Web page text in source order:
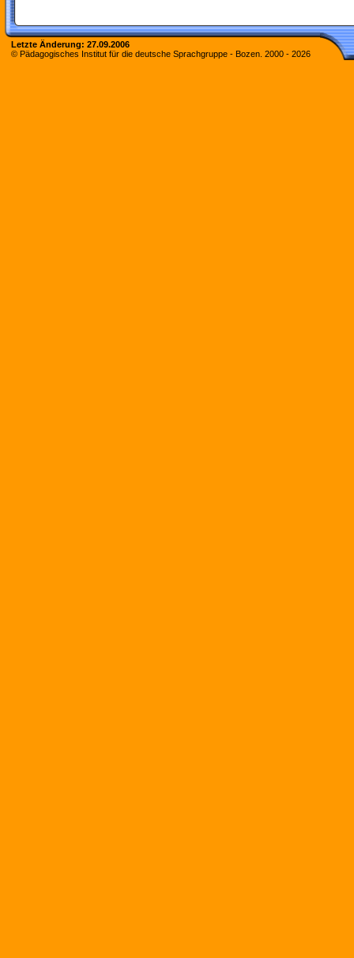
Letzte Änderung: 27.09.2006
© Pädagogisches Institut für die deutsche Sprachgruppe - Bozen. 2000 - 2026